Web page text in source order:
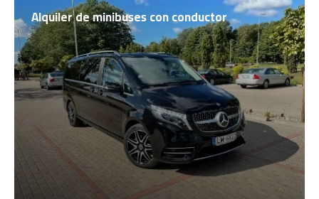
Alquiler de minibuses con conductor